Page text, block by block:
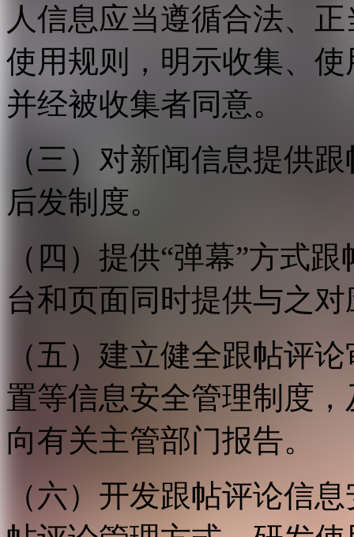
人信息应当遵循合法、
使用规则，明示收集、
并经被收集者同意。
（三）对新闻信息提供
后发制度。
（四）提供“弹幕”方式
台和页面同时提供与之
（五）建立健全跟帖评
置等信息安全管理制度
向有关主管部门报告。
（六）开发跟帖评论信